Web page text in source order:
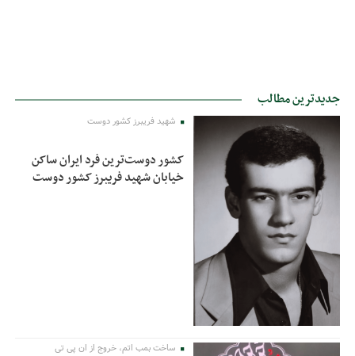
جدیدترین مطالب
شهید فریبرز کشور دوست
کشور دوست‌ترین فرد ایران ساکن
خیابان شهید فریبرز کشور دوست
ساخت بمب اتم، خروج از ان پی تی